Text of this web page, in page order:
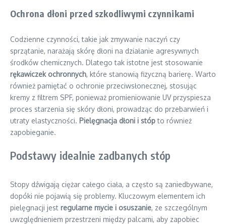
Ochrona dłoni przed szkodliwymi czynnikami
Codzienne czynności, takie jak zmywanie naczyń czy
sprzątanie, narażają skórę dłoni na działanie agresywnych
środków chemicznych. Dlatego tak istotne jest stosowanie
rękawiczek ochronnych, które stanowią fizyczną barierę. Warto
również pamiętać o ochronie przeciwsłonecznej, stosując
kremy z filtrem SPF, ponieważ promieniowanie UV przyspiesza
proces starzenia się skóry dłoni, prowadząc do przebarwień i
utraty elastyczności. Pielęgnacja dłoni i stópto również
zapobieganie.
Podstawy idealnie zadbanych stóp
Stopy dźwigają ciężar całego ciała, a często są zaniedbywane,
dopóki nie pojawią się problemy. Kluczowym elementem ich
pielęgnacji jest regularne mycie i osuszanie, ze szczególnym
uwzględnieniem przestrzeni między palcami, aby zapobiec